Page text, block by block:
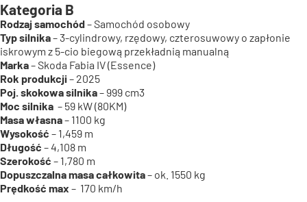
Kategoria B
Rodzaj samochód– Samochód osobowy
Typ silnika– 3-cylindrowy, rzędowy, czterosuwowy o zapłonie
iskrowym z 5-cio biegową przekładnią manualną
Marka– Skoda Fabia IV (Essence)
Rok produkcji– 2025
Poj. skokowa silnika– 999 cm3
Moc silnika – 59 kW (80KM)
Masa własna– 1100 kg
Wysokość – 1,459 m
Długość – 4,108 m
Szerokość – 1,780 m
Dopuszczalna masa całkowita– ok. 1550 kg
Prędkość max – 170 km/h